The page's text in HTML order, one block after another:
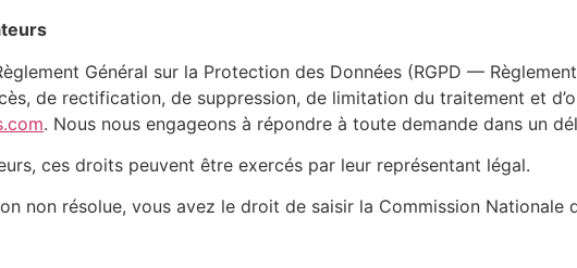
Général sur la Protection des Données (RGPD —
de rectification, de suppression, de limitation du traitement et
. Nous nous engageons à répondre à toute demande dans un
ces droits peuvent être exercés par leur représentant légal.
non résolue, vous avez le droit de saisir la Commission Nationale